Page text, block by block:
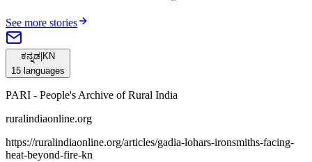
See more stories
ಕನ್ನಡ KN
15 languages
PARI - People's Archive of Rural India
ruralindiaonline.org
https://ruralindiaonline.org/articles/gadia-lohars-ironsmiths-facing-
heat-beyond-fire-kn